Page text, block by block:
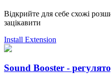
Відкрийте для себе схожі
зацікавити
Install Extension
Sound Booster -